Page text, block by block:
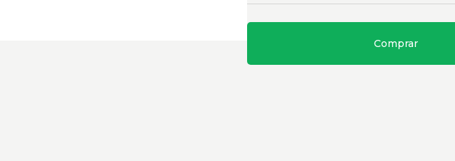
Comprar